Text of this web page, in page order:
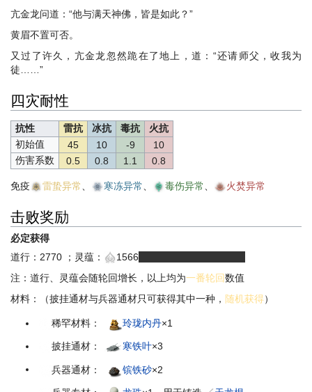
亢金龙问道：“他与满天神佛，皆是如此？”
黄眉不置可否。
又过了许久，亢金龙忽然跪在了地上，道：“还请师父，收我为
徒……”
四灾耐性
抗性 雷抗 冰抗 毒抗
火抗
初始值
45 10 -9
10
伤害系数
0.5 0.8 1.1 0.8
免疫 雷蛰异常 寒冻异常 毒伤异常 火焚异常
击败奖励
必定获得
道行：2770 ；灵蕴：
1566
注：道行、灵蕴会随轮回增长，以上均为一番轮回数值
材料：（披挂通材与兵器通材只可获得其中一种， 随机获得）
稀罕材料： 玲珑内丹×1
披挂通材： 寒铁叶×3
兵器通材： 镔铁砂×2